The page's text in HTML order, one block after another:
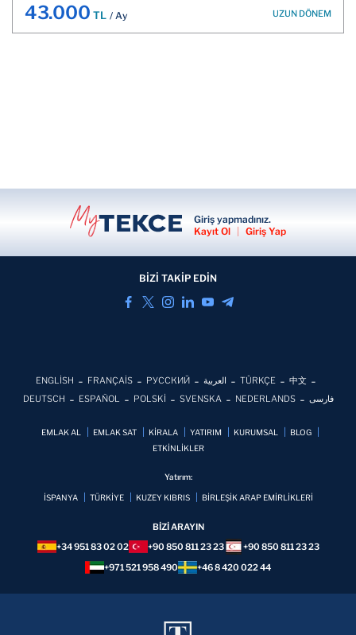
43.000 TL / Ay UZUN DÖNEM
Giriş yapmadınız.
Kayıt Ol
Giriş Yap
BİZİ TAKİP EDİN
ENGLİSH FRANÇAİS РУССКИЙ العربية TÜRKÇE
中文
DEUTSCH
ESPAÑOL POLSKİ SVENSKA NEDERLANDS فارسی
EMLAK AL EMLAK SAT KİRALA YATIRIM KURUMSAL
BLOG
ETKİNLİKLER
Yatırım:
İSPANYA TÜRKİYE KUZEY KIBRIS BİRLEŞİK ARAP EMİRLİKLERİ
BİZİ ARAYIN
+34 951 83 02 02
+90 850 811 23 23
+90 850 811 23 23
+971 521 958 490
+46 8 420 022 44